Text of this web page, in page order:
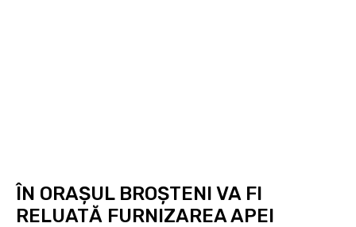
ÎN ORAȘUL BROȘTENI VA FI
RELUATĂ FURNIZAREA APEI